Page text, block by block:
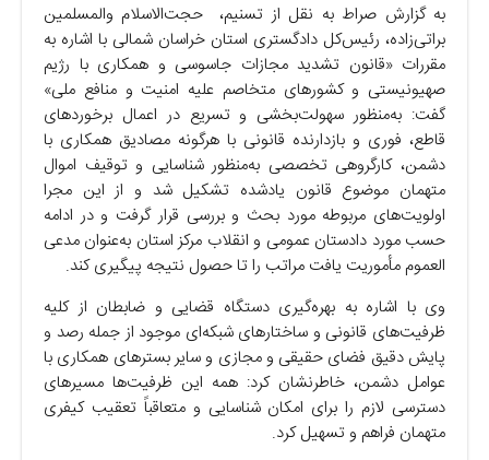
به گزارش صراط به نقل از تسنیم، حجت‌الاسلام والمسلمین
براتی‌زاده، رئیس‌کل دادگستری استان خراسان شمالی با اشاره به
مقررات «قانون تشدید مجازات جاسوسی و همکاری با رژیم
صهیونیستی و کشور‌های متخاصم علیه امنیت و منافع ملی»
گفت: به‌منظور سهولت‌بخشی و تسریع در اعمال برخورد‌های
قاطع، فوری و بازدارنده قانونی با هرگونه مصادیق همکاری با
دشمن، کارگروهی تخصصی به‌منظور شناسایی و توقیف اموال
متهمان موضوع قانون یادشده تشکیل شد و از این مجرا
اولویت‌های مربوطه مورد بحث و بررسی قرار گرفت و در ادامه
حسب مورد دادستان عمومی و انقلاب مرکز استان به‌عنوان مدعی
العموم مأموریت یافت مراتب را تا حصول نتیجه پیگیری کند.
وی با اشاره به بهره‌گیری دستگاه قضایی و ضابطان از کلیه
ظرفیت‌های قانونی و ساختار‌های شبکه‌ای موجود از جمله رصد و
پایش دقیق فضای حقیقی و مجازی و سایر بستر‌های همکاری با
عوامل دشمن، خاطرنشان کرد: همه این ظرفیت‌ها مسیر‌های
دسترسی لازم را برای امکان شناسایی و متعاقباً تعقیب کیفری
متهمان فراهم و تسهیل کرد.